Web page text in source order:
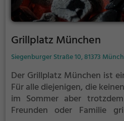
Grillplatz München
Siegenburger Straße 10, 81373
Der Grillplatz München ist
Für alle diejenigen, die
im Sommer aber
Freunden oder Familie